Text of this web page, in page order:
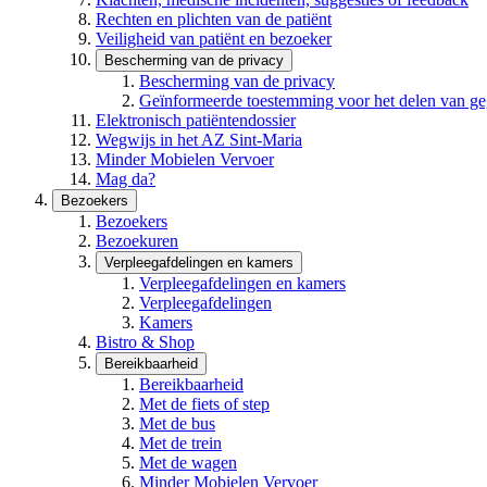
Rechten en plichten van de patiënt
Veiligheid van patiënt en bezoeker
Bescherming van de privacy
Bescherming van de privacy
Geïnformeerde toestemming voor het delen van
Elektronisch patiëntendossier
Wegwijs in het AZ Sint-Maria
Minder Mobielen Vervoer
Mag da?
Bezoekers
Bezoekers
Bezoekuren
Verpleegafdelingen en kamers
Verpleegafdelingen en kamers
Verpleegafdelingen
Kamers
Bistro & Shop
Bereikbaarheid
Bereikbaarheid
Met de fiets of step
Met de bus
Met de trein
Met de wagen
Minder Mobielen Vervoer